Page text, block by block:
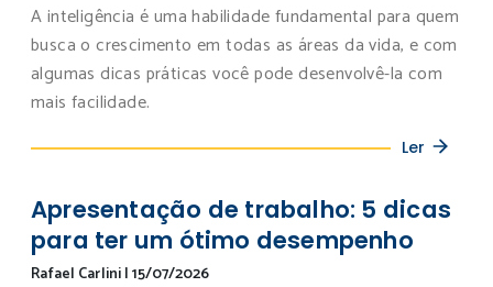
A inteligência é uma habilidade fundamental para quem
busca o crescimento em todas as áreas da vida, e com
algumas dicas práticas você pode desenvolvê-la com
mais facilidade.
Ler
Apresentação de trabalho: 5 dicas
para ter um ótimo desempenho
Rafael Carlini|15/07/2026